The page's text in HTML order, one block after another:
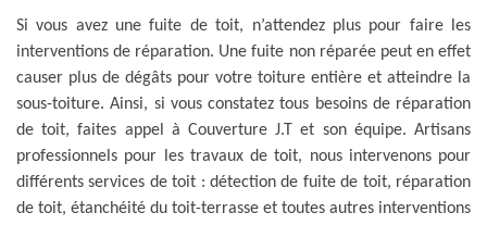
Si vous avez une fuite de toit, n’attendez plus pour faire les
interventions de réparation. Une fuite non réparée peut en effet
causer plus de dégâts pour votre toiture entière et atteindre la
sous-toiture. Ainsi, si vous constatez tous besoins de réparation
de toit, faites appel à Couverture J.T et son équipe. Artisans
professionnels pour les travaux de toit, nous intervenons pour
différents services de toit : détection de fuite de toit, réparation
de toit, étanchéité du toit-terrasse et toutes autres interventions